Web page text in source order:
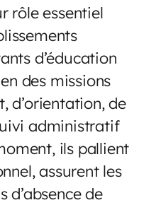
rôle essentiel
d’éducation
des missions
d’orientation, de
administratif
ils pallient
assurent les
d’absence de